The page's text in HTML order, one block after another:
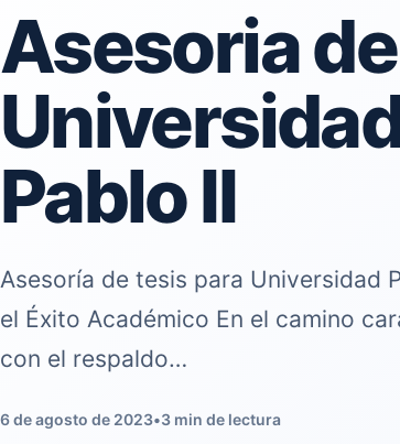
Asesoria
Pablo II
Asesoría de tesis para Universidad
el Éxito Académico En el camino
con el respaldo…
6 de agosto de 2023•3 min de lectura